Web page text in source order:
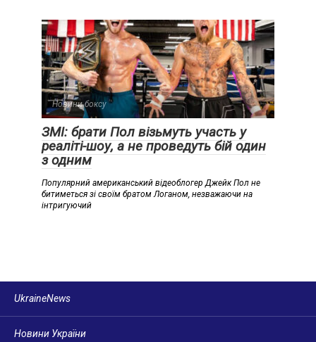
Новини боксу
ЗМІ: брати Пол візьмуть участь у
реаліті-шоу, а не проведуть бій один
з одним
Популярний американський відеоблогер Джейк Пол не
битиметься зі своїм братом Логаном, незважаючи на
інтригуючий
UkraineNews
Новини України